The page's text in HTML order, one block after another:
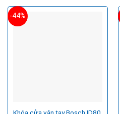
-44%
Khóa cửa vân tay Bosch ID80